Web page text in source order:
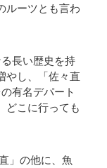
ルーツとも言わ
長い歴史を持
やし、「佐々直
有名デパート
どこに行っても
」の他に、魚